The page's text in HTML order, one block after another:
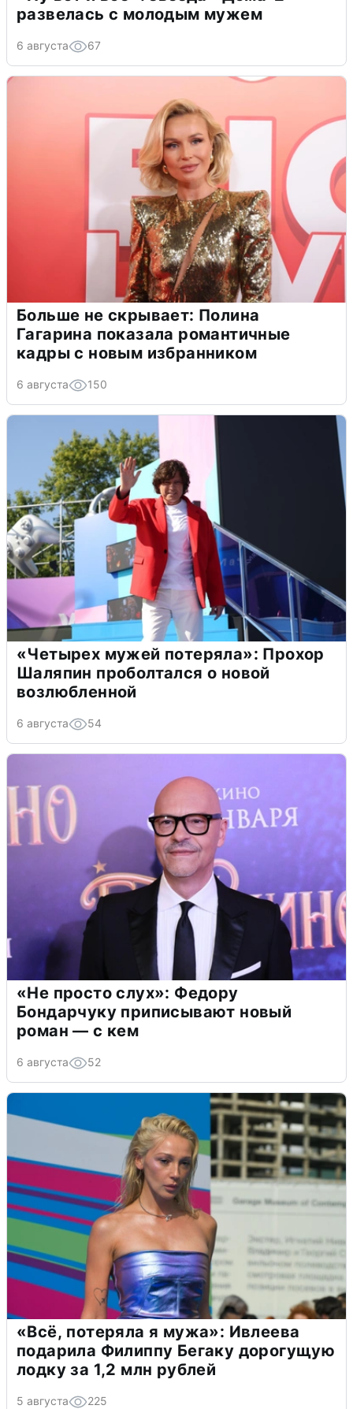
развелась с молодым мужем
6 августа 67
Больше не скрывает: Полина
Гагарина показала романтичные
кадры с новым избранником
6 августа 150
«Четырех мужей потеряла»: Прохор
Шаляпин проболтался о новой
возлюбленной
6 августа 54
«Не просто слух»: Федору
Бондарчуку приписывают новый
роман — с кем
6 августа 52
«Всё, потеряла я мужа»: Ивлеева
подарила Филиппу Бегаку дорогущую
лодку за 1,2 млн рублей
5 августа 225